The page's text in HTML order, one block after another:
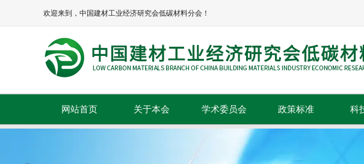
欢迎来到，中国建材工业经济研究会低碳材料分会！
网站首页 关于本会 学术委员会 政策标准 科